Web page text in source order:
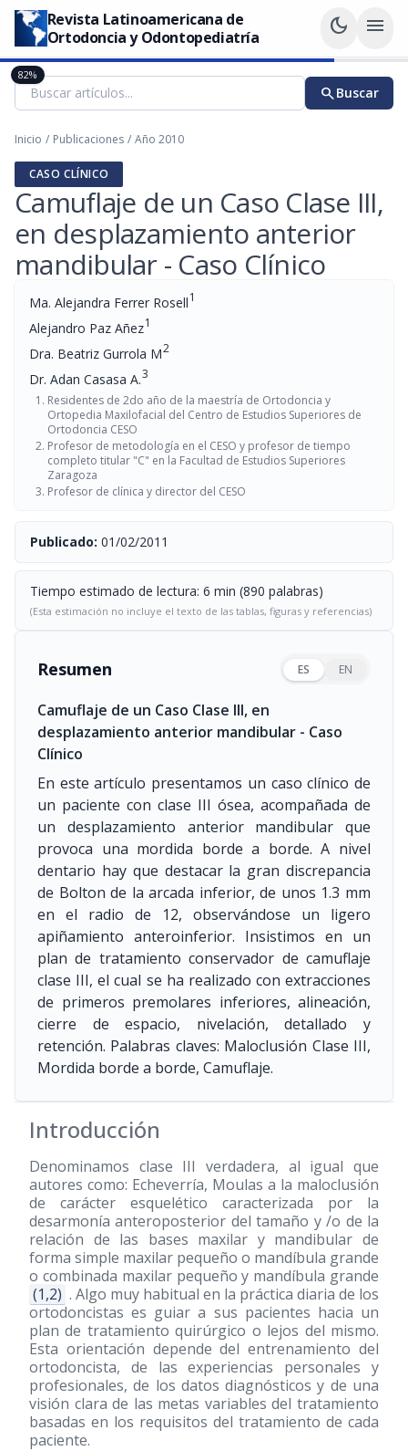
Revista Latinoamericana de
Ortodoncia y Odontopediatría
dark_mode menu
searchBuscar
Inicio / Publicaciones / Año 2010
CASO CLÍNICO
Camuflaje de un Caso Clase III,
en desplazamiento anterior
mandibular - Caso Clínico
Ma. Alejandra Ferrer Rosell1
Alejandro Paz Añez1
Dra. Beatriz Gurrola M2
Dr. Adan Casasa A.3
Residentes de 2do año de la maestría de Ortodoncia y
Ortopedia Maxilofacial del Centro de Estudios Superiores de
Ortodoncia CESO
Profesor de metodología en el CESO y profesor de tiempo
completo titular "C" en la Facultad de Estudios Superiores
Zaragoza
Profesor de clínica y director del CESO
Publicado: 01/02/2011
Tiempo estimado de lectura: 6 min (890 palabras)
(Esta estimación no incluye el texto de las tablas, figuras y referencias)
Resumen ES EN
Camuflaje de un Caso Clase III, en
desplazamiento anterior mandibular - Caso
Clínico
En este artículo presentamos un caso clínico de
un paciente con clase III ósea, acompañada de
un desplazamiento anterior mandibular que
provoca una mordida borde a borde. A nivel
dentario hay que destacar la gran discrepancia
de Bolton de la arcada inferior, de unos 1.3 mm
en el radio de 12, observándose un ligero
apiñamiento anteroinferior. Insistimos en un
plan de tratamiento conservador de camuflaje
clase III, el cual se ha realizado con extracciones
de primeros premolares inferiores, alineación,
cierre de espacio, nivelación, detallado y
retención. Palabras claves: Maloclusión Clase III,
Mordida borde a borde, Camuflaje.
Introducción
Denominamos clase III verdadera, al igual que
autores como: Echeverría, Moulas a la maloclusión
de carácter esquelético caracterizada por la
desarmonía anteroposterior del tamaño y /o de la
relación de las bases maxilar y mandibular de
forma simple maxilar pequeño o mandíbula grande
o combinada maxilar pequeño y mandíbula grande
(1,2) . Algo muy habitual en la práctica diaria de los
ortodoncistas es guiar a sus pacientes hacia un
plan de tratamiento quirúrgico o lejos del mismo.
Esta orientación depende del entrenamiento del
ortodoncista, de las experiencias personales y
profesionales, de los datos diagnósticos y de una
visión clara de las metas variables del tratamiento
basadas en los requisitos del tratamiento de cada
paciente.
82%